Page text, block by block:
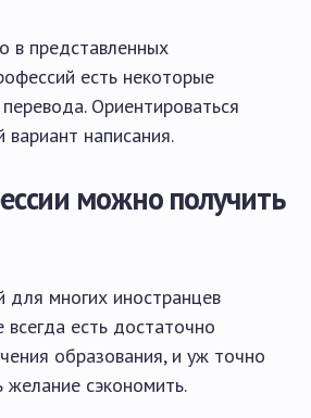
в представленных
есть некоторые
Ориентироваться
вариант написания.
можно получить
для многих иностранцев
всегда есть достаточно
образования, и уж точно
желание сэкономить.